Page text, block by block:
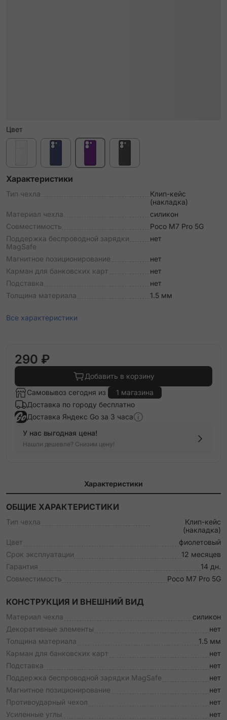
Цвет
Характеристики
Тип чехла
Клип-кейс
(накладка)
Материал чехла
силикон
Совместимость
Poco M7 Pro 5G
Поддержка беспроводной зарядки
MagSafe
нет
Магнитное позиционирование
нет
Карман для банковских карт
нет
Подставка
нет
Толщина материала
1.5 мм
Все характеристики
290 ₽
Добавить в корзину
Самовывоз сегодня из
1 магазина
Доставка по городу бесплатно
Доставка Яндекс Go за 3 часа
У нас выгодная цена!
Нашли дешевле? Снизим цену!
Характеристики
ОБЩИЕ ХАРАКТЕРИСТИКИ
Тип чехла
Клип-кейс
(накладка)
Цвет
фиолетовый
Срок эксплуатации
12 месяцев
Гарантия
14 дн.
Совместимость
Poco M7 Pro 5G
КОНСТРУКЦИЯ И ВНЕШНИЙ ВИД
Материал чехла
силикон
Декоративные элементы
нет
Толщина материала
1.5 мм
Карман для банковских карт
нет
Подставка
нет
Поддержка беспроводной зарядки MagSafe
нет
Магнитное позиционирование
нет
Противоударный чехол
нет
Усиленные углы
нет